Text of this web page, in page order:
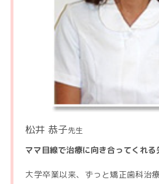
松井 恭子先生
ママ目線で治療に向き合ってくれる
大学卒業以来、ずっと矯正歯科治